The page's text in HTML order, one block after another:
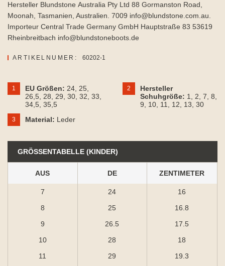
Hersteller Blundstone Australia Pty Ltd 88 Gormanston Road,
Moonah, Tasmanien, Australien. 7009 info@blundstone.com.au.
Importeur Central Trade Germany GmbH Hauptstraße 83 53619
Rheinbreitbach info@blundstoneboots.de
ARTIKELNUMER: 60202-1
1 EU Größen: 24 , 25
26,5 , 28 , 29 , 30 , 32 , 33
34,5 , 35,5
2
Hersteller
Schuhgröße: 1 , 2 , 7 , 8
9 , 10 , 11 , 12 , 13 , 30
3 Material: Leder
GRÖSSENTABELLE (KINDER)
AUS
7
8
9
10
11
DE
24
25
26.5
28
29
ZENTIMETER
16
16.8
17.5
18
19.3